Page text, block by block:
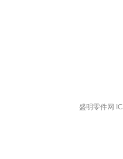
盛明零件网